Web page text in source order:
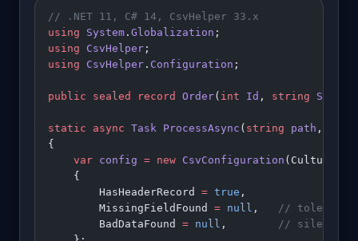
// .NET 11, C# 14, CsvHelper 33.x
using System . Globalization ;
using CsvHelper ;
using CsvHelper . Configuration ;
public sealed record Order( int Id , string Sku
static async Task ProcessAsync ( string path ,
{
    var
config = new CsvConfiguration
    {
        HasHeaderRecord
= true ,
        MissingFieldFound
= null ,
// tolerate
        BadDataFound
= null ,
// silently